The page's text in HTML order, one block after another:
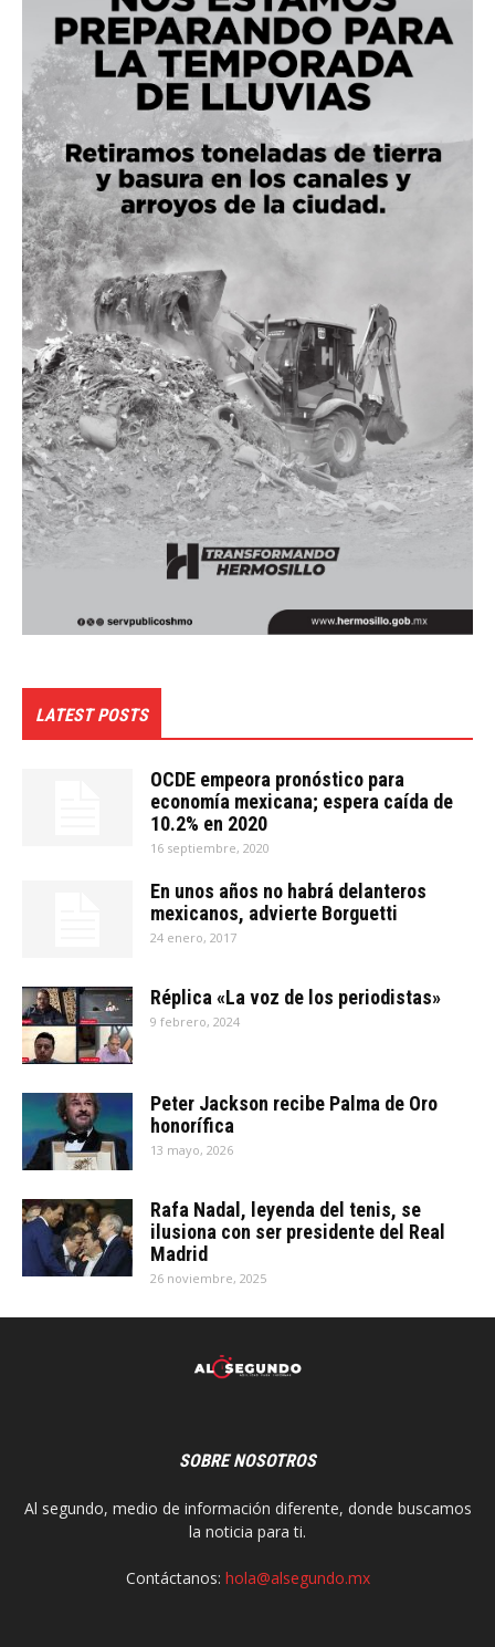
LATEST POSTS
OCDE empeora pronóstico para
economía mexicana; espera caída de
10.2% en 2020
16 septiembre, 2020
En unos años no habrá delanteros
mexicanos, advierte Borguetti
24 enero, 2017
Réplica «La voz de los periodistas»
9 febrero, 2024
Peter Jackson recibe Palma de Oro
honorífica
13 mayo, 2026
Rafa Nadal, leyenda del tenis, se
ilusiona con ser presidente del Real
Madrid
26 noviembre, 2025
SOBRE NOSOTROS
Al segundo, medio de información diferente, donde buscamos
la noticia para ti.
Contáctanos: hola@alsegundo.mx